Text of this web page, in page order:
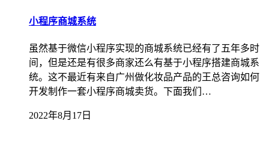
小程序商城系统
虽然基于微信小程序实现的商城系统已经有了五年多时
间，但是还是有很多商家还么有基于小程序搭建商城系
统。这不最近有来自广州做化妆品产品的王总咨询如何
开发制作一套小程序商城卖货。下面我们…
2022年8月17日